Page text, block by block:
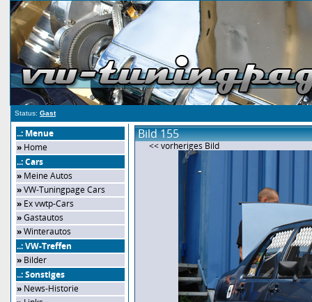
Status: Gast
..: Menue
» Home
..: Cars
» Meine Autos
»VW-Tuningpage Cars
» Ex vwtp-Cars
»Gastautos
»Winterautos
..: VW-Treffen
» Bilder
..: Sonstiges
» News-Historie
Bild 155
<< vorheriges Bild